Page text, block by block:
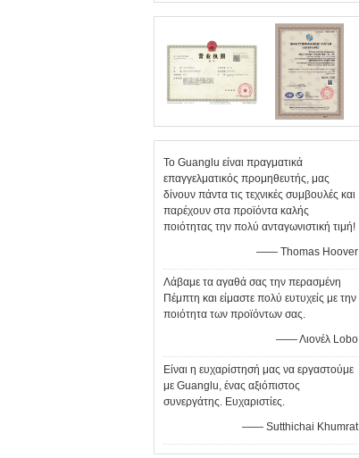
Το Guanglu είναι πραγματικά
επαγγελματικός προμηθευτής, μας
δίνουν πάντα τις τεχνικές συμβουλές και
παρέχουν στα προϊόντα καλής
ποιότητας την πολύ ανταγωνιστική τιμή!
—— Thomas Hoover
Λάβαμε τα αγαθά σας την περασμένη
Πέμπτη και είμαστε πολύ ευτυχείς με την
ποιότητα των προϊόντων σας.
—— Λιονέλ Lobo
Είναι η ευχαρίστησή μας να εργαστούμε
με Guanglu, ένας αξιόπιστος
συνεργάτης. Ευχαριστίες.
—— Sutthichai Khumrat